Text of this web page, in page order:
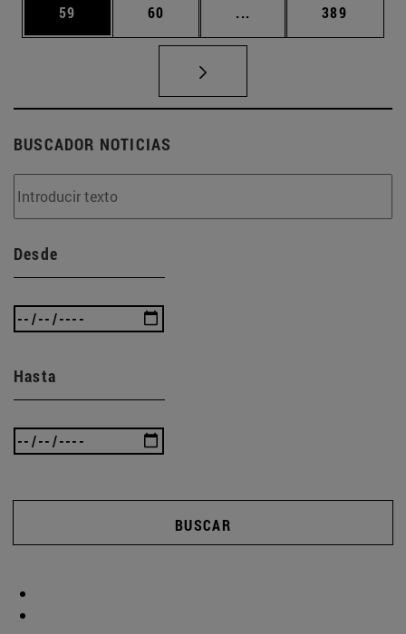
Página
59 Página
60 ... Páginas intermedias
Página
389
BUSCADOR NOTICIAS
Desde
Hasta
BUSCAR